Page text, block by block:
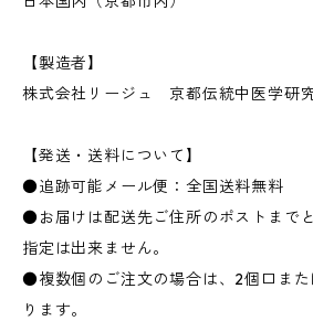
【製造者】
株式会社リージュ 京都伝統中医学研究
【発送・送料について】
●追跡可能メール便：全国送料無料
●お届けは配送先ご住所のポストまで
指定は出来ません。
●複数個のご注文の場合は、2個口また
ります。